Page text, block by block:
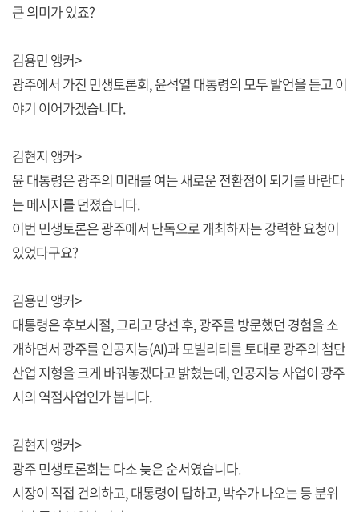
큰 의미가 있죠?
김용민 앵커>
광주에서 가진 민생토론회, 윤석열 대통령의 모두 발언을 듣고 이
야기 이어가겠습니다.
김현지 앵커>
윤 대통령은 광주의 미래를 여는 새로운 전환점이 되기를 바란다
는 메시지를 던졌습니다.
이번 민생토론은 광주에서 단독으로 개최하자는 강력한 요청이
있었다구요?
김용민 앵커>
대통령은 후보시절, 그리고 당선 후, 광주를 방문했던 경험을 소
개하면서 광주를 인공지능(AI)과 모빌리티를 토대로 광주의 첨단
산업 지형을 크게 바꿔놓겠다고 밝혔는데, 인공지능 사업이 광주
시의 역점사업인가 봅니다.
김현지 앵커>
광주 민생토론회는 다소 늦은 순서였습니다.
시장이 직접 건의하고, 대통령이 답하고, 박수가 나오는 등 분위